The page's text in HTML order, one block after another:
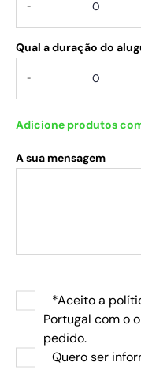
-
Qual a duração do
-
Adicione produtos
A sua mensagem
*Aceito a
Portugal com o
pedido.
Quero ser